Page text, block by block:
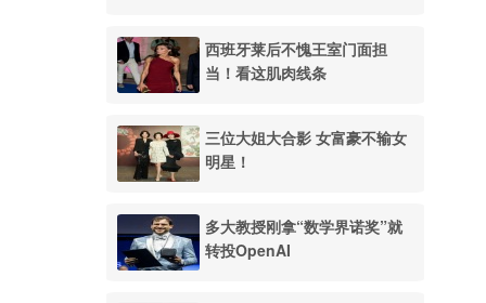
西班牙莱后不愧王室门面担
当！看这肌肉线条
三位大姐大合影 女富豪不输女
明星！
多大教授刚拿“数学界诺奖”就
转投OpenAI